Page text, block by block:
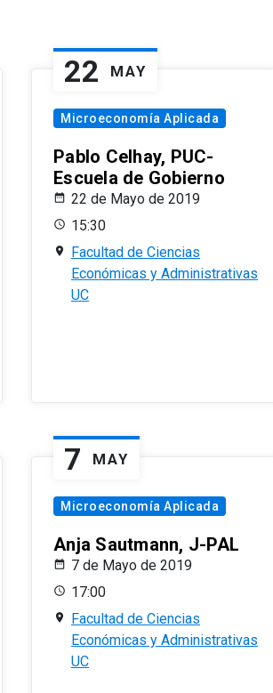
22 MAY
Microeconomía Aplicada
Pablo Celhay, PUC-
Escuela de Gobierno
22 de Mayo de 2019
15:30
Facultad de Ciencias
Económicas y Administrativas
UC
7 MAY
Microeconomía Aplicada
Anja Sautmann, J-PAL
7 de Mayo de 2019
17:00
Facultad de Ciencias
Económicas y Administrativas
UC